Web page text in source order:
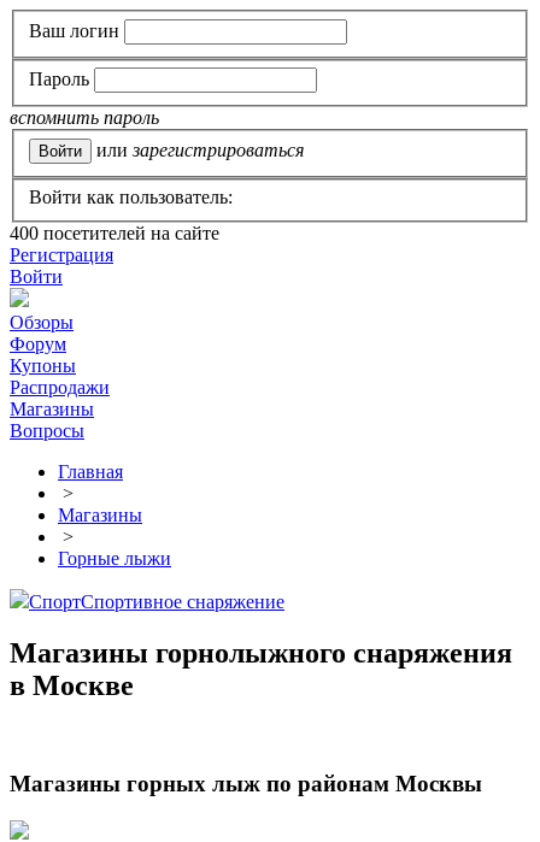
Ваш логин
Пароль
вспомнить пароль
или зарегистрироваться
Войти как пользователь:
400 посетителей на сайте
Регистрация
Войти
Обзоры
Форум
Купоны
Распродажи
Магазины
Вопросы
Главная
>
Магазины
>
Горные лыжи
СпортСпортивное снаряжение
Магазины горнолыжного снаряжения
в Москве
Магазины горных лыж по районам Москвы